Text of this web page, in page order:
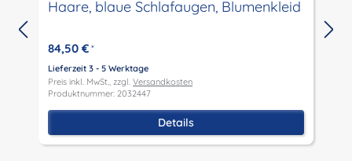
Haare, blaue Schlafaugen, Blumenkleid
84,50 € *
Lieferzeit 3 - 5 Werktage
Preis inkl. MwSt., zzgl. Versandkosten
Produktnummer: 2032447
Details